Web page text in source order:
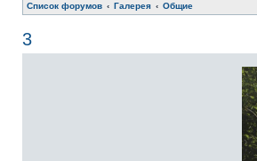
Список форумов Галерея Общие
3